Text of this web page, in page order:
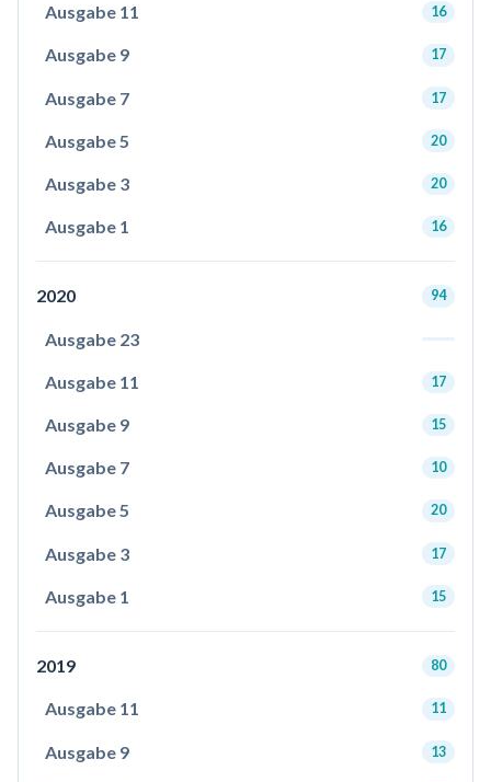
Ausgabe 11 16
Ausgabe 9 17
Ausgabe 7 17
Ausgabe 5 20
Ausgabe 3 20
Ausgabe 1 16
2020 94
Ausgabe 23
Ausgabe 11 17
Ausgabe 9 15
Ausgabe 7 10
Ausgabe 5 20
Ausgabe 3 17
Ausgabe 1 15
2019 80
Ausgabe 11 11
Ausgabe 9 13